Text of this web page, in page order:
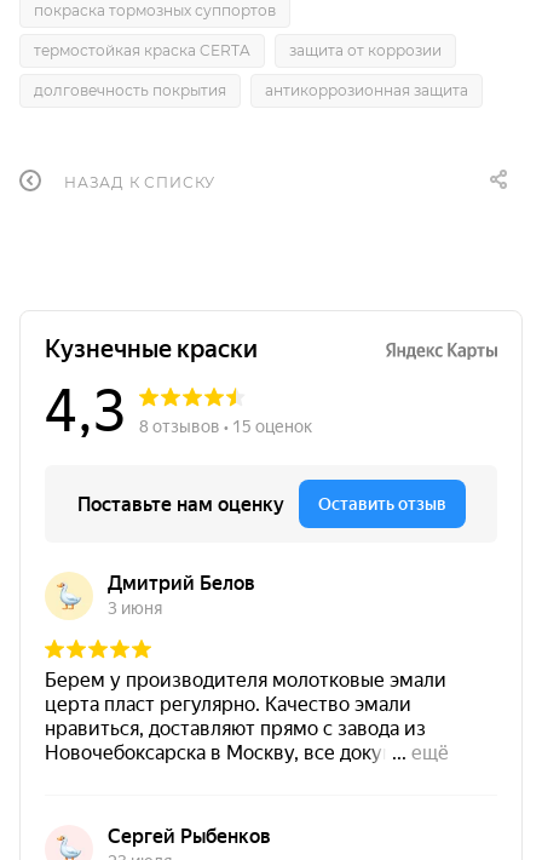
покраска тормозных суппортов
термостойкая краска CERTA защита от коррозии
долговечность покрытия антикоррозионная защита
НАЗАД К СПИСКУ